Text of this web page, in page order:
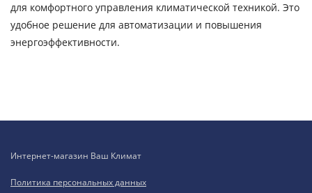
для комфортного управления климатической техникой. Это
удобное решение для автоматизации и повышения
энергоэффективности.
Интернет-магазин Ваш Климат
Политика персональных данных